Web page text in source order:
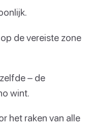
de vereiste zone
– de
wint.
het raken van alle